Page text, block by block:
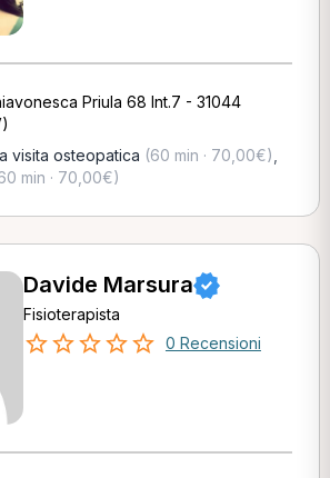
Priula 68 Int.7 - 31044
visita osteopatica (60 min · 70,00€)
min · 70,00€)
Davide Marsura
Fisioterapista
0 Recensioni